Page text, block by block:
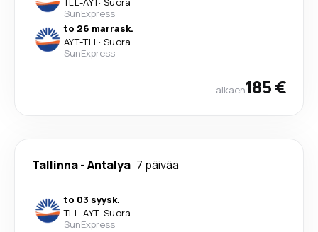
SunExpress
to 26 marrask.
AYT-TLL· Suora
SunExpress
alkaen185 €
Tallinna-Antalya 7 päivää
to 03 syysk.
TLL-AYT· Suora
SunExpress